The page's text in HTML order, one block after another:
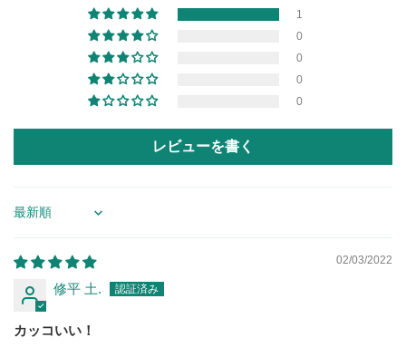
1
0
0
0
0
レビューを書く
Sort by
02/03/2022
修平 土.
カッコいい！